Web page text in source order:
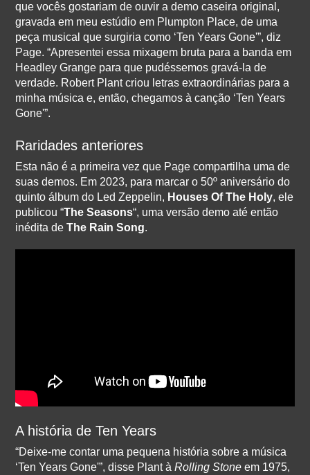
que vocês gostariam de ouvir a demo caseira original,
gravada em meu estúdio em Plumpton Place, de uma
peça musical que surgiria como ‘Ten Years Gone'”, diz
Page. “Apresentei essa mixagem bruta para a banda em
Headley Grange para que pudéssemos gravá-la de
verdade. Robert Plant criou letras extraordinárias para a
minha música e, então, chegamos à canção ‘Ten Years
Gone'”.
Raridades anteriores
Esta não é a primeira vez que Page compartilha uma de
suas demos. Em 2023, para marcar o 50º aniversário do
quinto álbum do Led Zeppelin, Houses Of The Holy, ele
publicou “The Seasons“, uma versão demo até então
inédita deThe Rain Song.
A história de Ten Years
“Deixe-me contar uma pequena história sobre a música
‘Ten Years Gone'”, disse Plant àRolling Stone em 1975,